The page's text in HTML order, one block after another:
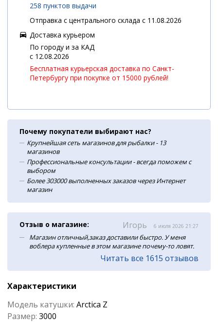
258 пунктов выдачи
Отправка с центрального склада с 11.08.2026
Доставка курьером
По городу и за КАД
c 12.08.2026
Бесплатная курьерская доставка по Санкт-
Петербургу при покупке от 15000 рублей!
Почему покупатели выбирают нас?
Крупнейшая сеть магазинов для рыбалки - 13
магазинов
Профессиональные консультации - всегда поможем с
выбором
Более 303000 выполненных заказов через Интернет
магазин
Отзыв о магазине: Игорь 6 июля 2026 21:27
Магазин отличный,заказ доставили быстро. У меня
воблера купленные в этом магазине почему-то ловят.
Читать все 1615 отзывов
Характеристики
Модель катушки: Arctica Z
Размер: 3000